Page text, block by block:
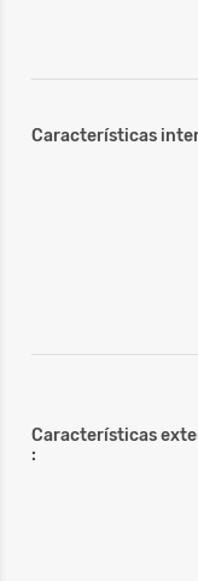
Características
Características
: